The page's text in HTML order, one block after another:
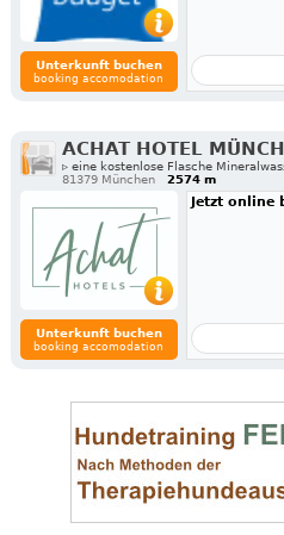
Unterkunft buchen
booking accomodation
ACHAT HOTEL
▹ eine kostenlose Flasche
81379 München
2574 m
Unterkunft buchen
booking accomodation
Jetzt online